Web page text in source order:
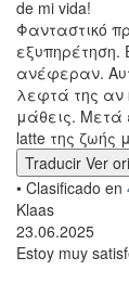
de mi vida!
Φανταστικό
ανέφεραν.
λεφτά της αν
μάθεις. Μετά
latte της ζωής
Traducir Ver
• Clasificado en
Klaas
23.06.2025
Estoy muy